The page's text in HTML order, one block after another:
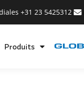
+31 23 5425312
Produits